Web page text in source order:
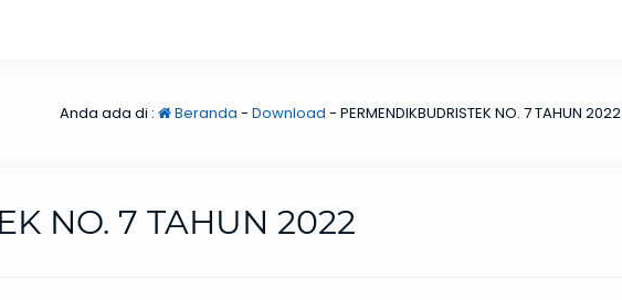
Anda ada di : Beranda - Download - PERMENDIKBUDRISTEK NO. 7 TAHUN 2022
NO. 7 TAHUN 2022